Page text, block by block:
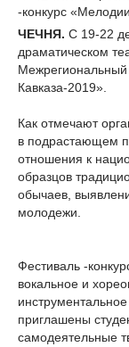
ЧЕЧНЯ. С 19-22
драматическом
Кавказа-2019».
Как отмечают
в подрастающем
отношения к
образцов
обычаев,
молодежи.
Фестиваль -
вокальное и
приглашены
самодеятельные